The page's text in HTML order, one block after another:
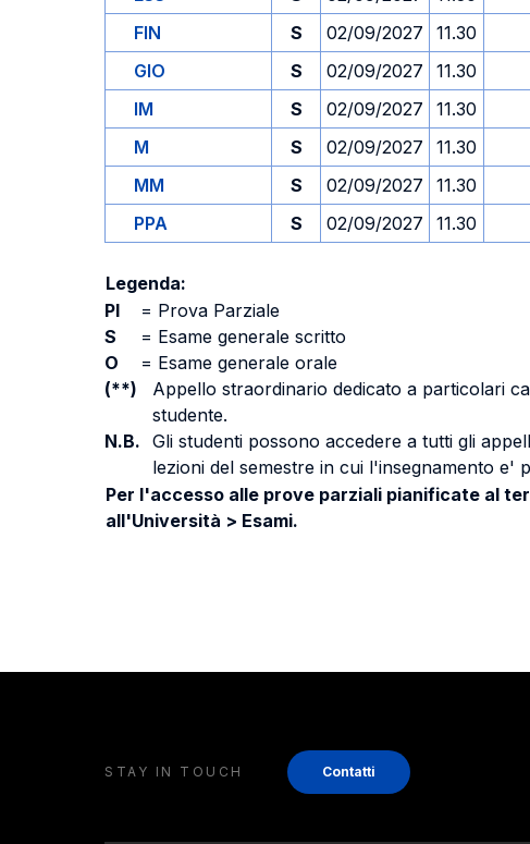
FIN
S 02/09/2027 11.30
GIO
S 02/09/2027 11.30
IM
S 02/09/2027 11.30
M
S 02/09/2027 11.30
MM
S 02/09/2027 11.30
PPA
S 02/09/2027 11.30
Legenda:
PI
= Prova Parziale
S
= Esame generale scritto
O
= Esame generale orale
(**)
Appello straordinario dedicato a particolari
studente.
N.B. Gli studenti possono accedere a tutti gli
lezioni del semestre in cui l'insegnamento e'
Per l'accesso alle prove parziali pianificate al
all'Università > Esami.
STAY IN TOUCH Contatti